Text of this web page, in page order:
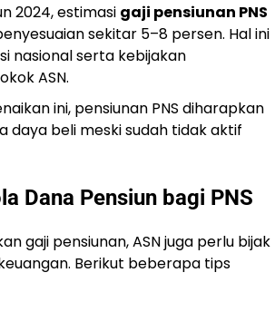
2024, estimasi gaji pensiunan PNS
sekitar 5–8 persen. Hal ini
nasional serta kebijakan
ASN.
ini, pensiunan PNS diharapkan
daya beli meski sudah tidak aktif
Dana Pensiun bagi PNS
gaji pensiunan, ASN juga perlu bijak
Berikut beberapa tips